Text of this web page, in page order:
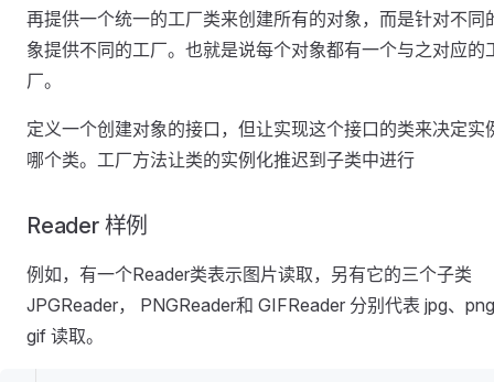
再提供一个统一的工厂类来创建所有的对象，而是针对不同
象提供不同的工厂。也就是说每个对象都有一个与之对应的
厂。
定义一个创建对象的接口，但让实现这个接口的类来决定实
哪个类。工厂方法让类的实例化推迟到子类中进行
Reader 样例
例如，有一个Reader类表示图片读取，另有它的三个子类
JPGReader， PNGReader和 GIFReader 分别代表 jpg、
gif 读取。